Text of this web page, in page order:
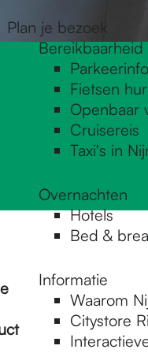
Plan je bezoek
Bereikbaarheid
Fietsen
Openbaar
Cruisereis
Taxi's in
Overnachten
Hotels
Bed &
Informatie
Waarom
Citystore